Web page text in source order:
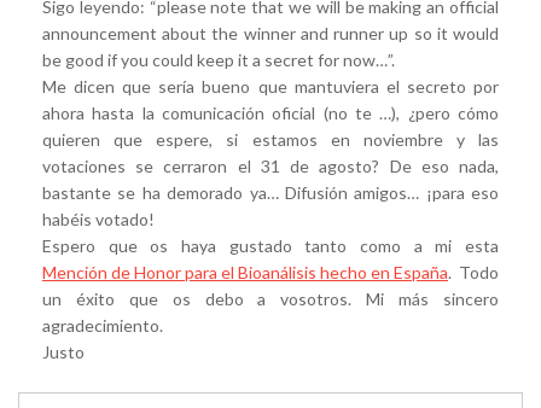
Sigo leyendo: “please note that we will be making an official
announcement about the winner and runner up so it would
be good if you could keep it a secret for now…”.
Me dicen que sería bueno que mantuviera el secreto por
ahora hasta la comunicación oficial (no te …), ¿pero cómo
quieren que espere, si estamos en noviembre y las
votaciones se cerraron el 31 de agosto? De eso nada,
bastante se ha demorado ya… Difusión amigos… ¡para eso
habéis votado!
Espero que os haya gustado tanto como a mi esta
Mención de Honor para el Bioanálisis hecho en España. Todo
un éxito que os debo a vosotros. Mi más sincero
agradecimiento.
Justo